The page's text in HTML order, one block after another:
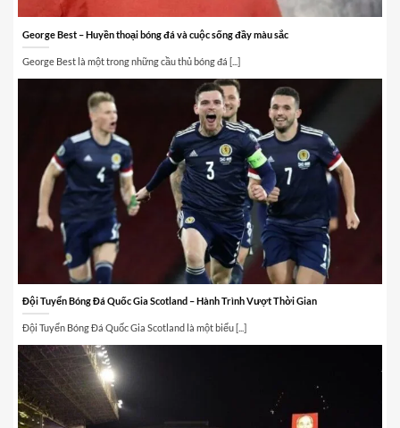
George Best – Huyền thoại bóng đá và cuộc sống đầy màu sắc
George Best là một trong những cầu thủ bóng đá [...]
Đội Tuyển Bóng Đá Quốc Gia Scotland – Hành Trình Vượt Thời Gian
Đội Tuyển Bóng Đá Quốc Gia Scotland là một biểu [...]